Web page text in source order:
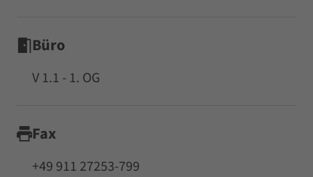
Büro
V 1.1 - 1. OG
Fax
+49 911 27253-799